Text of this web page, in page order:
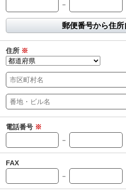
－
郵便番号から住所
住所 ※
電話番号 ※
－
FAX
－